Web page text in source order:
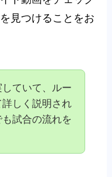
見つけることをお
ていて、ルー
しく説明され
試合の流れを